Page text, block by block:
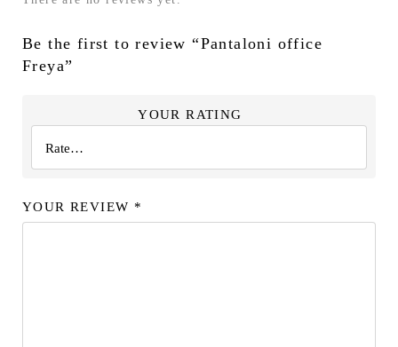
Be the first to review “Pantaloni office
Freya”
YOUR RATING
YOUR REVIEW *